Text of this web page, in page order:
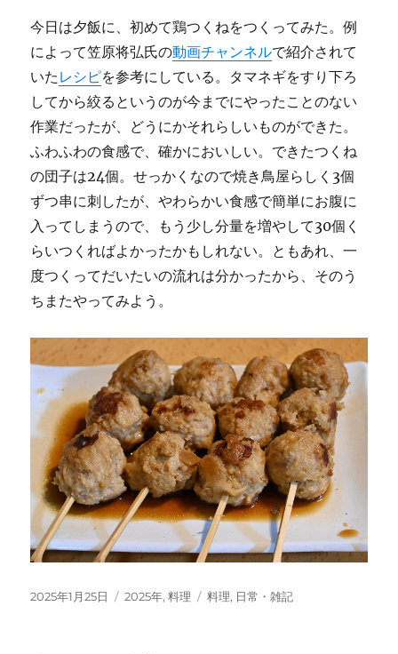
今日は夕飯に、初めて鶏つくねをつくってみた。例
によって笠原将弘氏の動画チャンネルで紹介されて
いた レシピを参考にしている。タマネギをすり下ろ
してから絞るというのが今までにやったことのない
作業だったが、どうにかそれらしいものができた。
ふわふわの食感で、確かにおいしい。できたつくね
の団子は24個。せっかくなので焼き鳥屋らしく3個
ずつ串に刺したが、やわらかい食感で簡単にお腹に
入ってしまうので、もう少し分量を増やして30個く
らいつくればよかったかもしれない。ともあれ、一
度つくってだいたいの流れは分かったから、そのう
ちまたやってみよう。
投
2025年1月25日
カ
2025年,料理
タ
料理, 日常・雑記